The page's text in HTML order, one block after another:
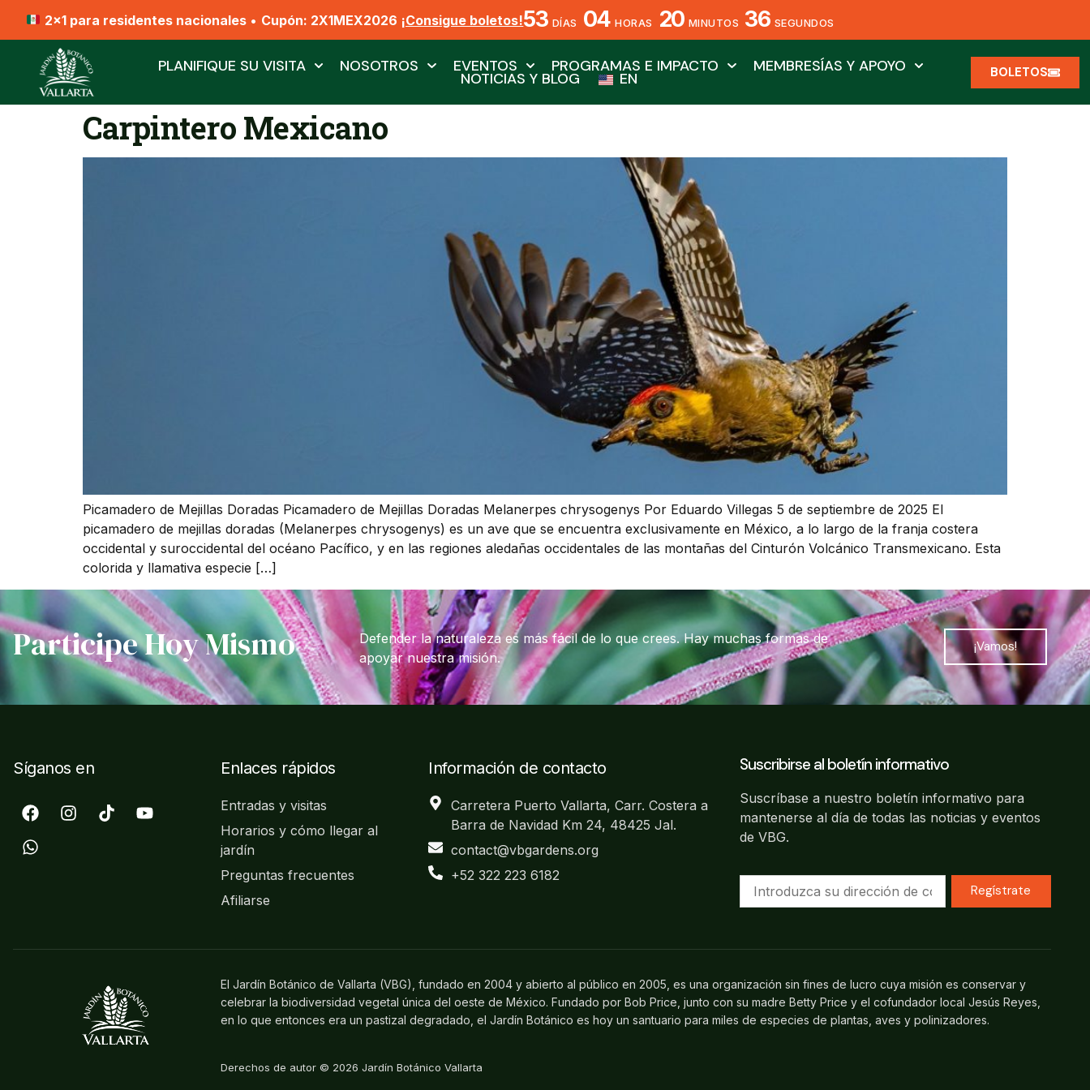
2x1 para residentes nacionales • Cupón: 2X1MEX2026 ¡Consigue boletos!53 DÍAS 04 HORAS 20 MINUTOS 36 SEGUNDOS
PLANIFIQUE SU VISITA NOSOTROS EVENTOS PROGRAMAS E IMPACTO MEMBRESÍAS Y APOYO
NOTICIAS Y BLOG EN BOLETOS
Carpintero Mexicano
Picamadero de Mejillas Doradas Picamadero de Mejillas Doradas Melanerpes chrysogenys Por Eduardo Villegas 5 de septiembre de 2025 El
picamadero de mejillas doradas (Melanerpes chrysogenys) es un ave que se encuentra exclusivamente en México, a lo largo de la franja costera
occidental y suroccidental del océano Pacífico, y en las regiones aledañas occidentales de las montañas del Cinturón Volcánico Transmexicano. Esta
colorida y llamativa especie […]
Participe Hoy Mismo
Defender la naturaleza es más fácil de lo que crees. Hay muchas formas de
apoyar nuestra misión.
¡Vamos!
Síganos en Enlaces rápidos
Entradas y visitas
Horarios y cómo llegar al
jardín
Preguntas frecuentes
Afiliarse
Información de contacto
Carretera Puerto Vallarta, Carr. Costera a
Barra de Navidad Km 24, 48425 Jal.
contact@vbgardens.org
+52 322 223 6182
Suscribirse al boletín informativo
Suscríbase a nuestro boletín informativo para
mantenerse al día de todas las noticias y eventos
de VBG.
Regístrate
El Jardín Botánico de Vallarta (VBG), fundado en 2004 y abierto al público en 2005, es una organización sin fines de lucro cuya misión es conservar y
celebrar la biodiversidad vegetal única del oeste de México. Fundado por Bob Price, junto con su madre Betty Price y el cofundador local Jesús Reyes,
en lo que entonces era un pastizal degradado, el Jardín Botánico es hoy un santuario para miles de especies de plantas, aves y polinizadores.
Derechos de autor © 2026 Jardín Botánico Vallarta